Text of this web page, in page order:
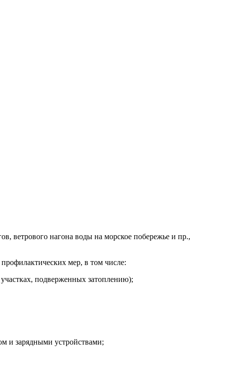
ветрового нагона воды на морское побережье и пр.,
мер, в том числе:
подверженных затоплению);
и зарядными устройствами;